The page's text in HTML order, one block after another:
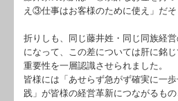
え③仕事はお客様のために使え」だそ
折りしも、同じ藤井姓・同じ同族経
になって、この差については肝に銘
重要性を一層認識させられました。
皆様には「あせらず急がず確実に一
践」が皆様の経営革新につながるもの